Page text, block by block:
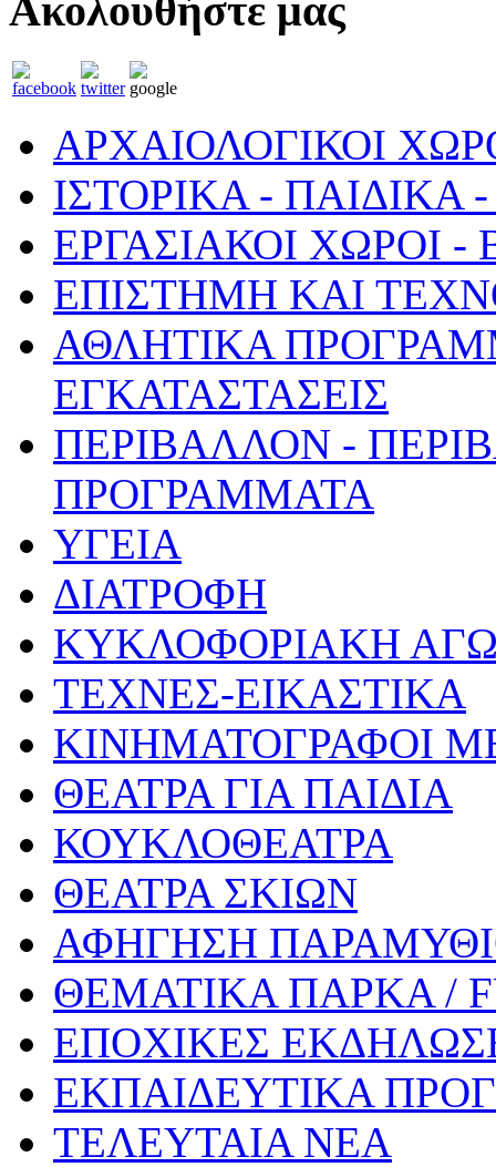
Ακολουθήστε μας
ΑΡΧΑΙΟΛΟΓΙΚΟΙ
ΙΣΤΟΡΙΚΑ -
ΕΡΓΑΣΙΑΚΟΙ ΧΩΡΟΙ
ΕΠΙΣΤΗΜΗ ΚΑΙ
ΑΘΛΗΤΙΚΑ
ΕΓΚΑΤΑΣΤΑΣΕΙΣ
ΠΕΡΙΒΑΛΛΟΝ -
ΠΡΟΓΡΑΜΜΑΤΑ
ΥΓΕΙΑ
ΔΙΑΤΡΟΦΗ
ΚΥΚΛΟΦΟΡΙΑΚΗ
ΤΕΧΝΕΣ-ΕΙΚΑΣΤΙΚΑ
ΚΙΝΗΜΑΤΟΓΡΑΦΟΙ
ΘΕΑΤΡΑ ΓΙΑ ΠΑΙΔΙΑ
ΚΟΥΚΛΟΘΕΑΤΡΑ
ΘΕΑΤΡΑ ΣΚΙΩΝ
ΑΦΗΓΗΣΗ
ΘΕΜΑΤΙΚΑ ΠΑΡΚΑ /
ΕΠΟΧΙΚΕΣ
ΕΚΠΑΙΔΕΥΤΙΚΑ
ΤΕΛΕΥΤΑΙΑ ΝΕΑ